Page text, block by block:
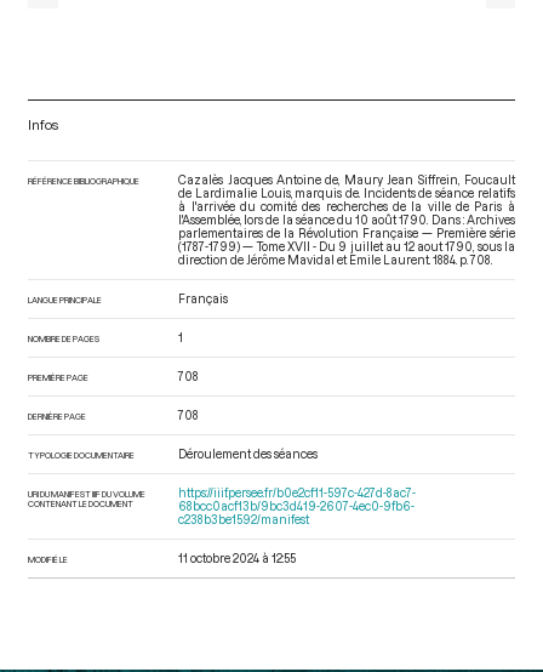
Infos
RÉFÉRENCE BIBLIOGRAPHIQUE
Cazalès Jacques Antoine de, Maury Jean Siffrein, Foucault
de Lardimalie Louis, marquis de. Incidents de séance relatifs
à l'arrivée du comité des recherches de la ville de Paris à
l'Assemblée, lors de la séance du 10 août 1790. Dans : Archives
parlementaires de la Révolution Française — Première série
(1787-1799) — Tome XVII - Du 9 juillet au 12 aout 1790 , sous la
direction de Jérôme Mavidal et Emile Laurent. 1884. p. 708.
LANGUE PRINCIPALE Français
NOMBRE DE PAGES 1
PREMIÈRE PAGE 708
DERNIÈRE PAGE 708
TYPOLOGIE DOCUMENTAIRE Déroulement des séances
URI DU MANIFEST IIIF DU VOLUME
CONTENANT LE DOCUMENT
https://iiif.persee.fr/b0e2cf11-597c-427d-8ac7-
68bcc0acf13b/9bc3d419-2607-4ec0-9fb6-
c238b3be1592/manifest
MODIFIÉ LE 11 octobre 2024 à 12:55